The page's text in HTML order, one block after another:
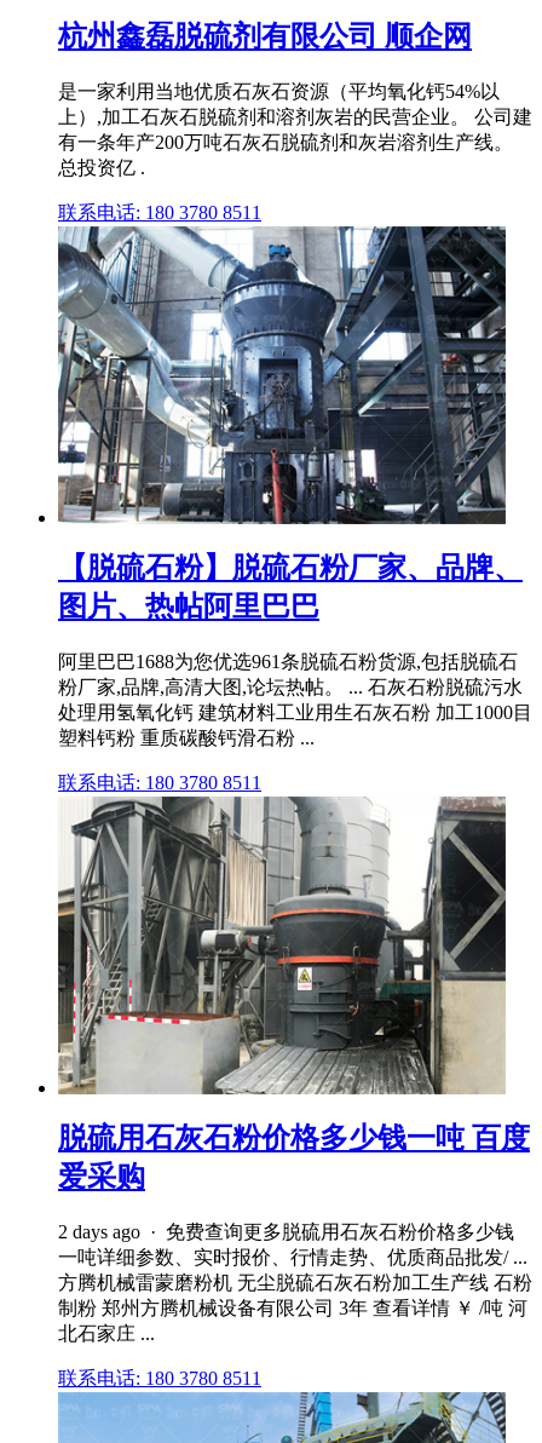
杭州鑫磊脱硫剂有限公司 顺企网
是一家利用当地优质石灰石资源（平均氧化钙54%以
上）,加工石灰石脱硫剂和溶剂灰岩的民营企业。 公司建
有一条年产200万吨石灰石脱硫剂和灰岩溶剂生产线。
总投资亿 .
联系电话: 180 3780 8511
【脱硫石粉】脱硫石粉厂家、品牌、
图片、热帖阿里巴巴
阿里巴巴1688为您优选961条脱硫石粉货源,包括脱硫石
粉厂家,品牌,高清大图,论坛热帖。 ... 石灰石粉脱硫污水
处理用氢氧化钙 建筑材料工业用生石灰石粉 加工1000目
塑料钙粉 重质碳酸钙滑石粉 ...
联系电话: 180 3780 8511
脱硫用石灰石粉价格多少钱一吨 百度
爱采购
2 days ago · 免费查询更多脱硫用石灰石粉价格多少钱
一吨详细参数、实时报价、行情走势、优质商品批发/ ...
方腾机械雷蒙磨粉机 无尘脱硫石灰石粉加工生产线 石粉
制粉 郑州方腾机械设备有限公司 3年 查看详情 ￥ /吨 河
北石家庄 ...
联系电话: 180 3780 8511